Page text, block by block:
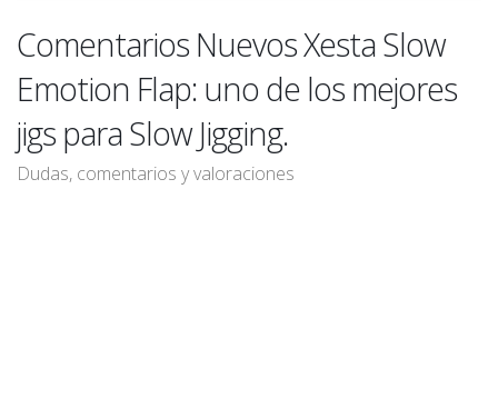
Comentarios Nuevos Xesta Slow
Emotion Flap: uno de los mejores
jigs para Slow Jigging.
Dudas, comentarios y valoraciones